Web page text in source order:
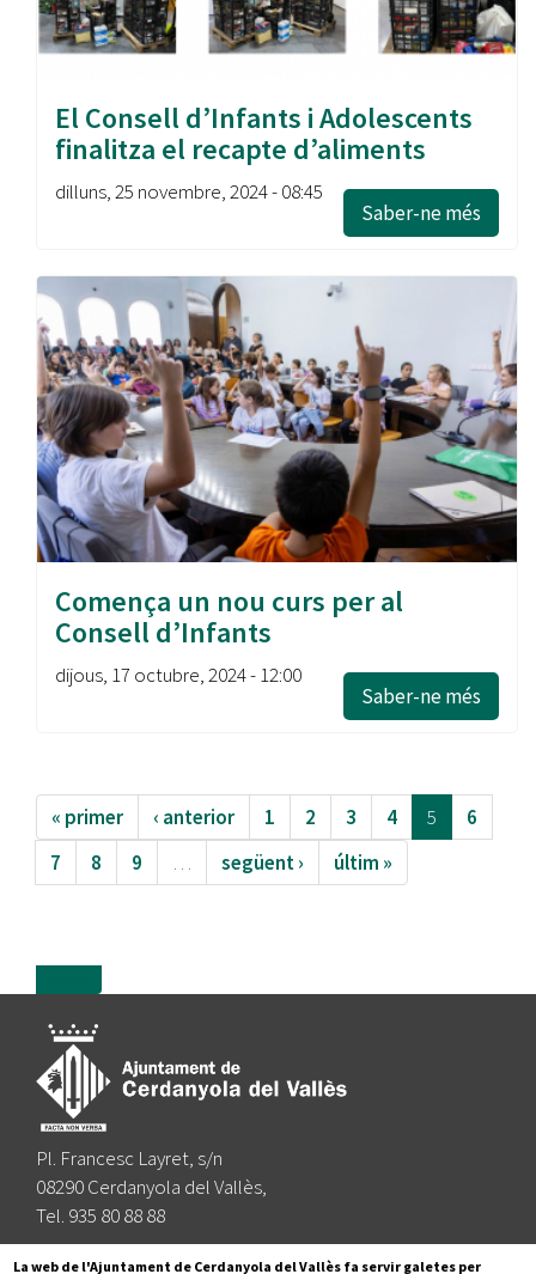
El Consell d’Infants i Adolescents
finalitza el recapte d’aliments
dilluns, 25 novembre, 2024 - 08:45
Saber-ne més
Comença un nou curs per al
Consell d’Infants
dijous, 17 octubre, 2024 - 12:00
Saber-ne més
« primer ‹ anterior 1 2 3 4 5
6
7
8 9 … següent › últim »
Pl. Francesc Layret, s/n
08290 Cerdanyola del Vallès,
Tel. 935 80 88 88
Segueix-nos a:
La web de l'Ajuntament de Cerdanyola del Vallès fa servir galetes per